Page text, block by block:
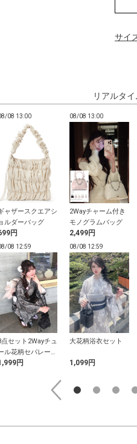
サイ
リアルタ
08 13:00
ャザースクエアシ
ルダーバッグ
円
08/08 13:00
2Wayチャーム付き
モノグラムバッグ
2,499円
08 12:59
点セット2Wayチュ
ル花柄セパレート
衣 円
08/08 12:59
大花柄浴衣セット
1,099円